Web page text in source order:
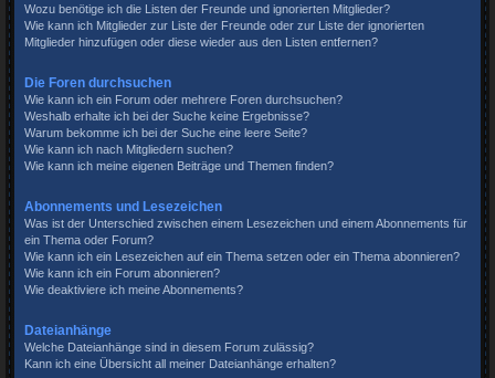
Wozu benötige ich die Listen der Freunde und ignorierten Mitglieder?
Wie kann ich Mitglieder zur Liste der Freunde oder zur Liste der ignorierten
Mitglieder hinzufügen oder diese wieder aus den Listen entfernen?
Die Foren durchsuchen
Wie kann ich ein Forum oder mehrere Foren durchsuchen?
Weshalb erhalte ich bei der Suche keine Ergebnisse?
Warum bekomme ich bei der Suche eine leere Seite?
Wie kann ich nach Mitgliedern suchen?
Wie kann ich meine eigenen Beiträge und Themen finden?
Abonnements und Lesezeichen
Was ist der Unterschied zwischen einem Lesezeichen und einem Abonnements für
ein Thema oder Forum?
Wie kann ich ein Lesezeichen auf ein Thema setzen oder ein Thema abonnieren?
Wie kann ich ein Forum abonnieren?
Wie deaktiviere ich meine Abonnements?
Dateianhänge
Welche Dateianhänge sind in diesem Forum zulässig?
Kann ich eine Übersicht all meiner Dateianhänge erhalten?